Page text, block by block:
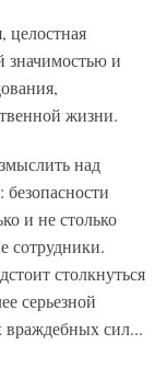
значимостью и
жизни.
над
и не столько
сотрудники.
столкнуться
серьезной
враждебных сил...